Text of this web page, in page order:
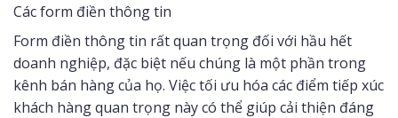
Các form điền thông tin
Form điền thông tin rất quan trọng đối với hầu hết
doanh nghiệp, đặc biệt nếu chúng là một phần trong
kênh bán hàng của họ. Việc tối ưu hóa các điểm tiếp xúc
khách hàng quan trọng này có thể giúp cải thiện đáng